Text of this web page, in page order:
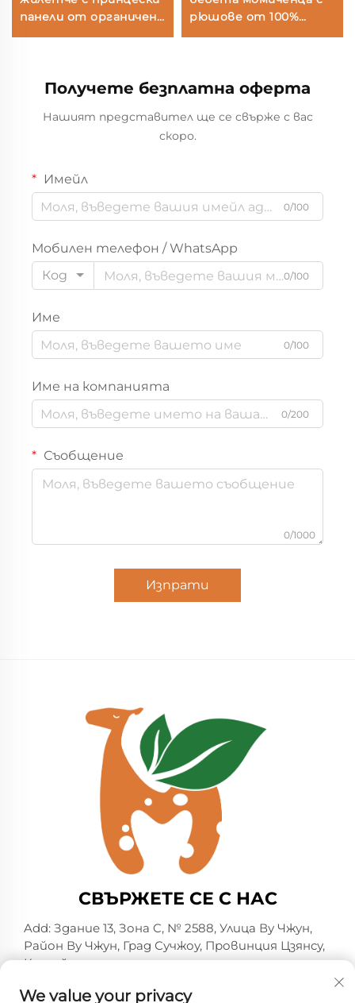
панели от органичен
бавен
рюшове от 100%
памук | Екологично
възраст с излагане на
растителни бои |
Персонализирана
безръкавна пинафора |
Оптово търговско
деца с частна
етикетка от бутик
производител
Получете безплатна оферта
Нашият представител ще се свърже с вас
скоро.
Имейл
0/100
Мобилен телефон / WhatsApp
Код
0/100
Име
0/100
Име на компанията
0/200
Съобщение
0/1000
Изпрати
СВЪРЖЕТЕ СЕ С НАС
Add: Здание 13, Зона C, № 2588, Улица Ву Чжун,
Район Ву Чжун, Град Сучжоу, Провинция Цзянсу,
Китай
Тел.:
+86-13606218836
We value your privacy